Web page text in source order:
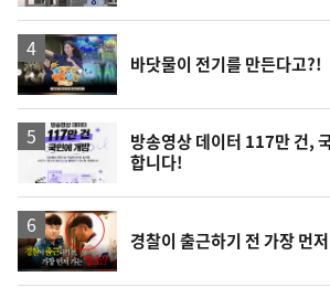
영
상
바닷물이 전기를 만든다고?!
방송영상 데이터 117만 건,
합니다!
영
상
경찰이 출근하기 전 가장 먼